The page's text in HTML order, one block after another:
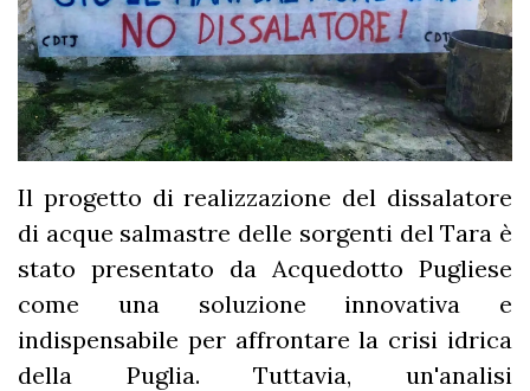
Il progetto di realizzazione del dissalatore
di acque salmastre delle sorgenti del Tara è
stato presentato da Acquedotto Pugliese
come una soluzione innovativa e
indispensabile per affrontare la crisi idrica
della Puglia. Tuttavia, un'analisi